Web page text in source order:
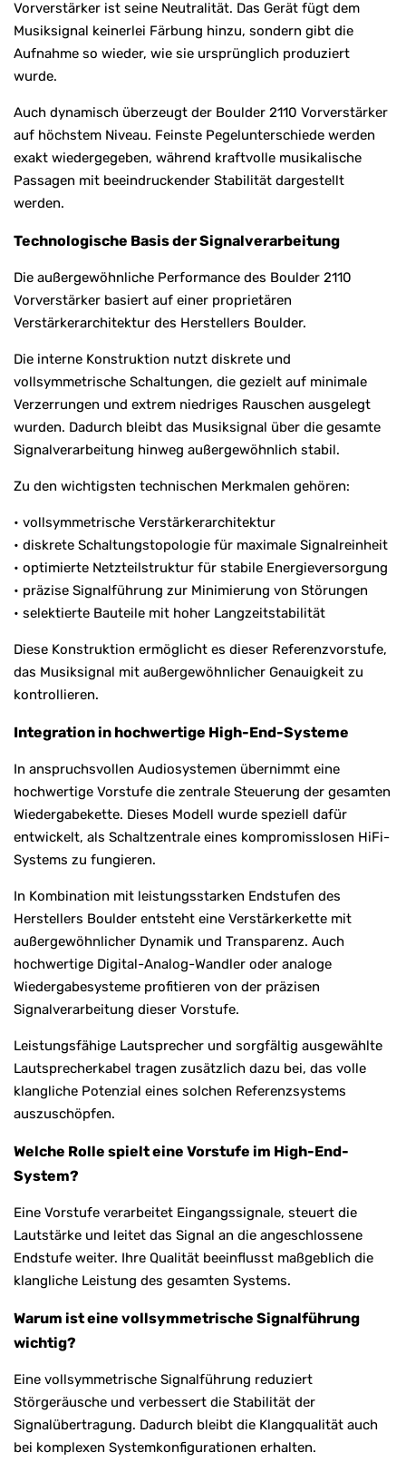
Vorverstärker ist seine Neutralität. Das Gerät fügt dem
Musiksignal keinerlei Färbung hinzu, sondern gibt die
Aufnahme so wieder, wie sie ursprünglich produziert
wurde.
Auch dynamisch überzeugt der Boulder 2110 Vorverstärker
auf höchstem Niveau. Feinste Pegelunterschiede werden
exakt wiedergegeben, während kraftvolle musikalische
Passagen mit beeindruckender Stabilität dargestellt
werden.
Technologische Basis der Signalverarbeitung
Die außergewöhnliche Performance des Boulder 2110
Vorverstärker basiert auf einer proprietären
Verstärkerarchitektur des Herstellers Boulder.
Die interne Konstruktion nutzt diskrete und
vollsymmetrische Schaltungen, die gezielt auf minimale
Verzerrungen und extrem niedriges Rauschen ausgelegt
wurden. Dadurch bleibt das Musiksignal über die gesamte
Signalverarbeitung hinweg außergewöhnlich stabil.
Zu den wichtigsten technischen Merkmalen gehören:
• vollsymmetrische Verstärkerarchitektur
• diskrete Schaltungstopologie für maximale Signalreinheit
• optimierte Netzteilstruktur für stabile Energieversorgung
• präzise Signalführung zur Minimierung von Störungen
• selektierte Bauteile mit hoher Langzeitstabilität
Diese Konstruktion ermöglicht es dieser Referenzvorstufe,
das Musiksignal mit außergewöhnlicher Genauigkeit zu
kontrollieren.
Integration in hochwertige High-End-Systeme
In anspruchsvollen Audiosystemen übernimmt eine
hochwertige Vorstufe die zentrale Steuerung der gesamten
Wiedergabekette. Dieses Modell wurde speziell dafür
entwickelt, als Schaltzentrale eines kompromisslosen HiFi-
Systems zu fungieren.
In Kombination mit leistungsstarken Endstufen des
Herstellers Boulder entsteht eine Verstärkerkette mit
außergewöhnlicher Dynamik und Transparenz. Auch
hochwertige Digital-Analog-Wandler oder analoge
Wiedergabesysteme profitieren von der präzisen
Signalverarbeitung dieser Vorstufe.
Leistungsfähige Lautsprecher und sorgfältig ausgewählte
Lautsprecherkabel tragen zusätzlich dazu bei, das volle
klangliche Potenzial eines solchen Referenzsystems
auszuschöpfen.
Welche Rolle spielt eine Vorstufe im High-End-
System?
Eine Vorstufe verarbeitet Eingangssignale, steuert die
Lautstärke und leitet das Signal an die angeschlossene
Endstufe weiter. Ihre Qualität beeinflusst maßgeblich die
klangliche Leistung des gesamten Systems.
Warum ist eine vollsymmetrische Signalführung
wichtig?
Eine vollsymmetrische Signalführung reduziert
Störgeräusche und verbessert die Stabilität der
Signalübertragung. Dadurch bleibt die Klangqualität auch
bei komplexen Systemkonfigurationen erhalten.